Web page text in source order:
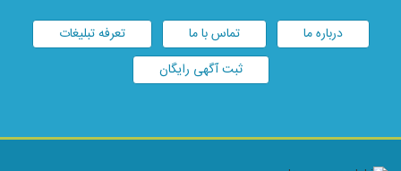
درباره ما تماس با ما
تعرفه تبلیغات
ثبت آگهی رایگان